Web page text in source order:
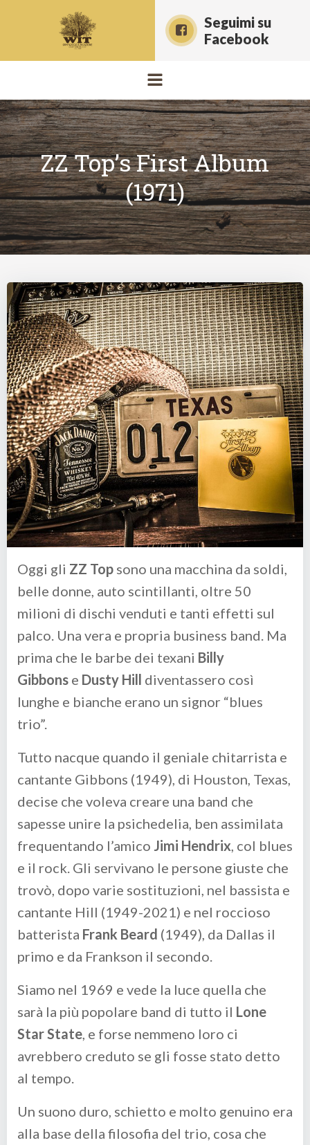
contenuto
Seguimi su
Facebook
ZZ Top’s First Album
(1971)
Oggi gli ZZ Top sono una macchina da soldi,
belle donne, auto scintillanti, oltre 50
milioni di dischi venduti e tanti effetti sul
palco. Una vera e propria business band. Ma
prima che le barbe dei texani Billy
Gibbons e Dusty Hill diventassero così
lunghe e bianche erano un signor “blues
trio”.
Tutto nacque quando il geniale chitarrista e
cantante Gibbons (1949), di Houston, Texas,
decise che voleva creare una band che
sapesse unire la psichedelia, ben assimilata
frequentando l’amico Jimi Hendrix, col blues
e il rock. Gli servivano le persone giuste che
trovò, dopo varie sostituzioni, nel bassista e
cantante Hill (1949-2021) e nel roccioso
batterista Frank Beard (1949), da Dallas il
primo e da Frankson il secondo.
Siamo nel 1969 e vede la luce quella che
sarà la più popolare band di tutto il Lone
Star State, e forse nemmeno loro ci
avrebbero creduto se gli fosse stato detto
al tempo.
Un suono duro, schietto e molto genuino era
alla base della filosofia del trio, cosa che